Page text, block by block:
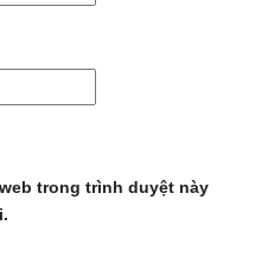
trong trình duyệt này